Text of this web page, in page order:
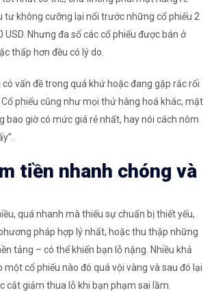
tư không cưỡng lại nổi trước những cổ phiếu 2
USD. Nhưng đa số các cổ phiếu được bán ở
thấp hơn đều có lý do.
vấn đề trong quá khứ hoặc đang gặp rắc rối
phiếu cũng như mọi thứ hàng hoá khác, mặt
bao giờ có mức giá rẻ nhất, hay nói cách nôm
tiền nhanh chóng và
quá nhanh mà thiếu sự chuẩn bị thiết yếu,
pháp hợp lý nhất, hoặc thu thập những
tảng – có thể khiến bạn lỗ nặng. Nhiều khả
một cổ phiếu nào đó quá vội vàng và sau đó lại
cắt giảm thua lỗ khi bạn phạm sai lầm.